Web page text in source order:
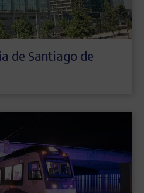
de Santiago de